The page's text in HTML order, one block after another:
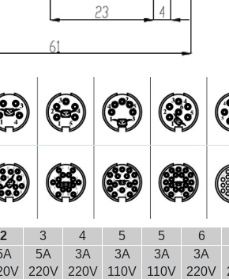
2 3 4 5 5 6
5A
220V
3A
220V
3A
110V
3A
110V
3A
220V